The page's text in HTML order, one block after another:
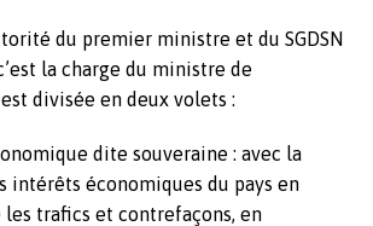
du premier ministre et du SGDSN
la charge du ministre de
divisée en deux volets :
dite souveraine : avec la
intérêts économiques du pays en
trafics et contrefaçons, en